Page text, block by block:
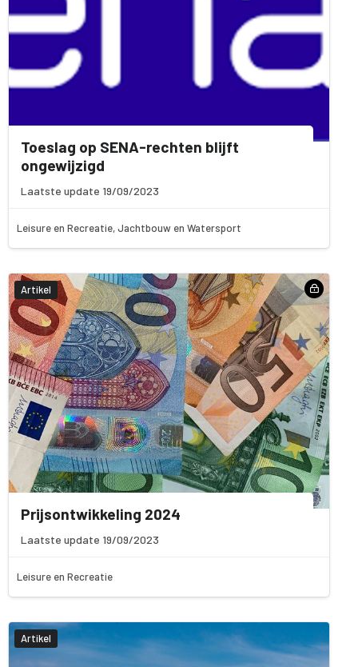
Toeslag op SENA-rechten blijft
ongewijzigd
Laatste update 19/09/2023
Leisure en Recreatie, Jachtbouw en Watersport
Artikel
Prijsontwikkeling 2024
Laatste update 19/09/2023
Leisure en Recreatie
Artikel